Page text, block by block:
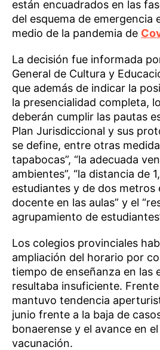
están encuadrados en las
del esquema de emergencia
medio de la pandemia de
La decisión fue informada
General de Cultura y
que además de indicar la
la presencialidad completa,
deberán cumplir las pautas
Plan Jurisdiccional y sus
se define, entre otras
tapabocas”, “la adecuada
ambientes”, “la distancia de
estudiantes y de dos metros
docente en las aulas” y el
agrupamiento de
Los colegios provinciales
ampliación del horario por
tiempo de enseñanza en las
resultaba insuficiente.
mantuvo tendencia
junio frente a la baja de
bonaerense y el avance en
vacunación.